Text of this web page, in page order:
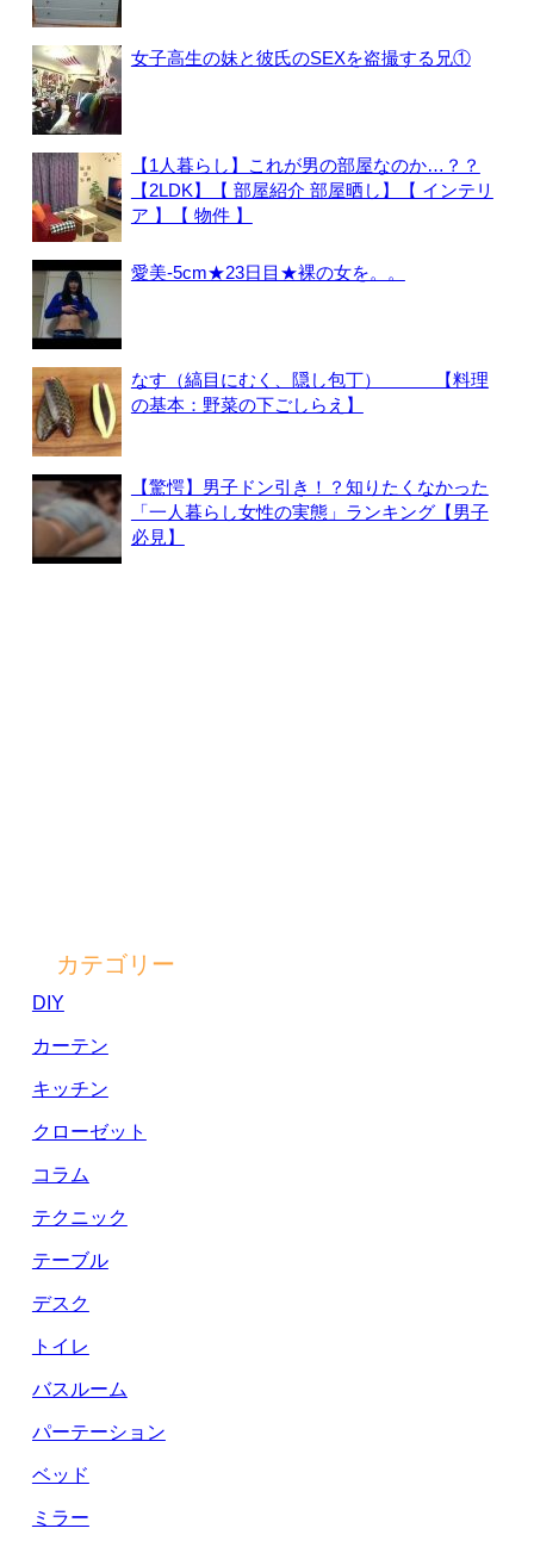
女子高生の妹と彼氏のSEXを盗撮する兄①
【1人暮らし】これが男の部屋なのか…？？
【2LDK】【 部屋紹介 部屋晒し】【 インテリ
ア 】【 物件 】
愛美-5cm★23日目★裸の女を。。
なす（縞目にむく、隠し包丁） 【料理
の基本：野菜の下ごしらえ】
【驚愕】男子ドン引き！？知りたくなかった
「一人暮らし女性の実態」ランキング【男子
必見】
カテゴリー
DIY
カーテン
キッチン
クローゼット
コラム
テクニック
テーブル
デスク
トイレ
バスルーム
パーテーション
ベッド
ミラー